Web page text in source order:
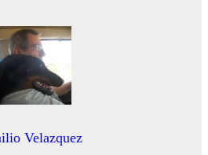
Velazquez